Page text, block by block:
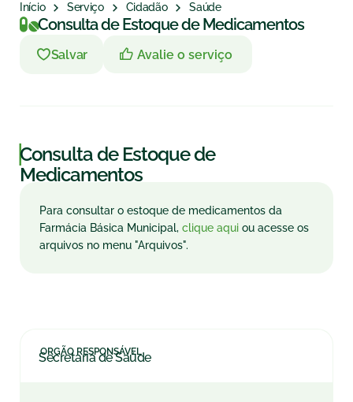
Início Serviço Cidadão Saúde
Consulta de Estoque de Medicamentos
Salvar Avalie o serviço
|Consulta de Estoque de
Medicamentos
Para consultar o estoque de medicamentos da
Farmácia Básica Municipal, clique aqui ou acesse os
arquivos no menu "Arquivos".
ORGÃO RESPONSÁVEL
Secretaria de Saúde